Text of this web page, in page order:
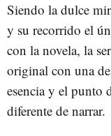
Siendo la dulce
y su recorrido el
con la novela, la
original con una
esencia y el punto
diferente de narrar.